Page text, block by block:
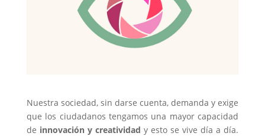
Nuestra sociedad, sin darse cuenta, demanda y exige
que los ciudadanos tengamos una mayor capacidad
de innovación y creatividad y esto se vive día a día.